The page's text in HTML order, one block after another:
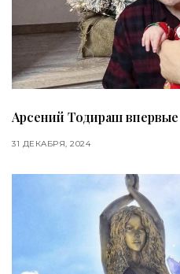
Арсений Тодираш
31 ДЕКАБРЯ, 2024